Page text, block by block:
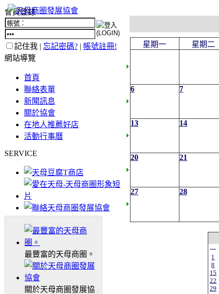
會員登錄
記住我 | 忘記密碼? | 帳號註冊!
網站導覽
首頁
聯絡表單
新聞訊息
關於協會
在地人推薦好店
活動行事曆
SERVICE
最豐富的天母商圈。
關於天母商圈發展協
星期一 星期二
6 7
13 14
20 21
27 28
一
1
8
15
22
29